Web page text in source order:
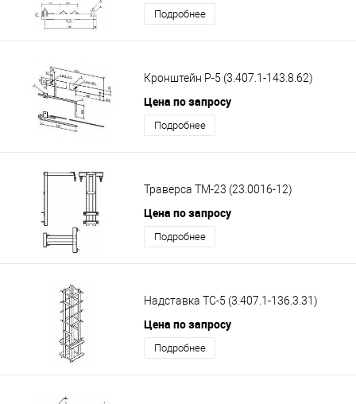
Подробнее
Кронштейн Р-5 (3.407.1-143.8.62)
Цена по запросу
Подробнее
Траверса ТМ-23 (23.0016-12)
Цена по запросу
Подробнее
Надставка ТС-5 (3.407.1-136.3.31)
Цена по запросу
Подробнее